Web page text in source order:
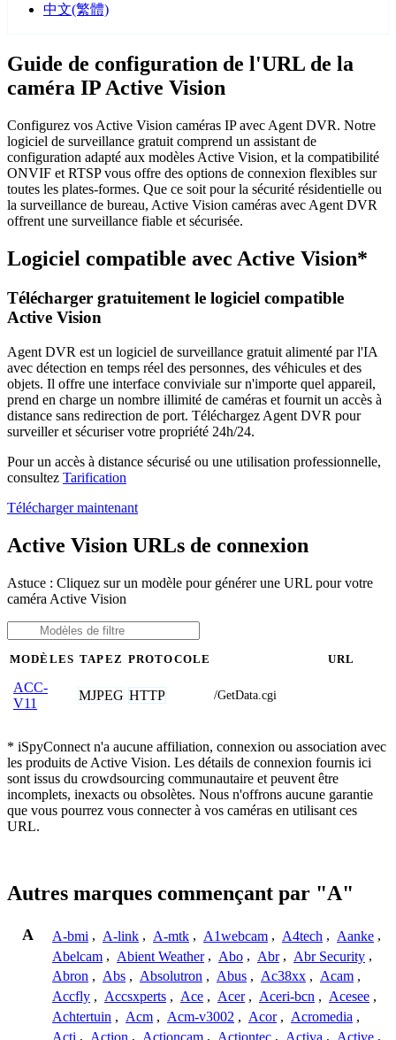
中文(繁體)
Guide de configuration de l'URL de la
caméra IP Active Vision
Configurez vos Active Vision caméras IP avec Agent DVR. Notre
logiciel de surveillance gratuit comprend un assistant de
configuration adapté aux modèles Active Vision, et la compatibilité
ONVIF et RTSP vous offre des options de connexion flexibles sur
toutes les plates-formes. Que ce soit pour la sécurité résidentielle ou
la surveillance de bureau, Active Vision caméras avec Agent DVR
offrent une surveillance fiable et sécurisée.
Logiciel compatible avec Active Vision*
Télécharger gratuitement le logiciel compatible
Active Vision
Agent DVR est un logiciel de surveillance gratuit alimenté par l'IA
avec détection en temps réel des personnes, des véhicules et des
objets. Il offre une interface conviviale sur n'importe quel appareil,
prend en charge un nombre illimité de caméras et fournit un accès à
distance sans redirection de port. Téléchargez Agent DVR pour
surveiller et sécuriser votre propriété 24h/24.
Pour un accès à distance sécurisé ou une utilisation professionnelle,
consultez Tarification
Télécharger maintenant
Active Vision URLs de connexion
Astuce : Cliquez sur un modèle pour générer une URL pour votre
caméra Active Vision
MODÈLES TAPEZ PROTOCOLE URL
ACC-
V11
MJPEG HTTP /GetData.cgi
* iSpyConnect n'a aucune affiliation, connexion ou association avec
les produits de Active Vision. Les détails de connexion fournis ici
sont issus du crowdsourcing communautaire et peuvent être
incomplets, inexacts ou obsolètes. Nous n'offrons aucune garantie
que vous pourrez vous connecter à vos caméras en utilisant ces
URL.
Autres marques commençant par "A"
A A-bmi , A-link , A-mtk , A1webcam , A4tech , Aanke ,
Abelcam , Abient Weather , Abo , Abr , Abr Security ,
Abron , Abs , Absolutron , Abus , Ac38xx , Acam ,
Accfly , Accsxperts , Ace , Acer , Aceri-bcn , Acesee ,
Achtertuin , Acm , Acm-v3002 , Acor , Acromedia ,
Acti , Action , Actioncam , Actiontec , Activa , Active ,